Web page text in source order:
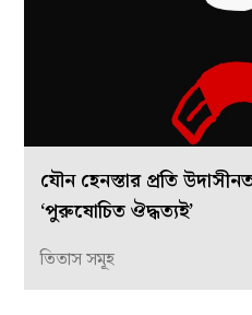
যৌন হেনস্তার প্রতি
‘পুরুষোচিত ঔদ্ধত্যই’
তিতাস সমূহ